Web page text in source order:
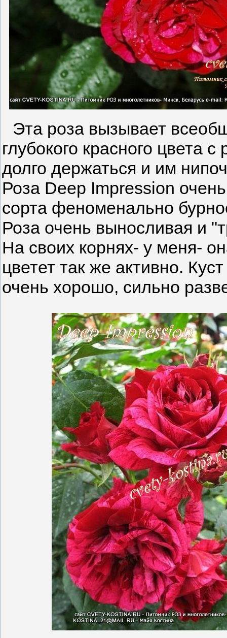
Эта роза вызывает
глубокого красного цвета
долго держаться и им
Роза Deep Impression
сорта феноменально
Роза очень выносливая и
На своих корнях- у меня-
цветет так же активно.
очень хорошо, сильно